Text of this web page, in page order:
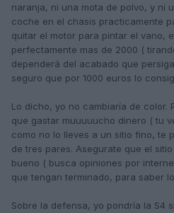
naranja, ni una mota de polvo, y ni
coche en el chasis practicamente
quitar el motor para pintar el vano,
perfectamente mas de 2000 (
dependerá del acabado que
seguro que por 1000 euros lo
Lo dicho, yo no cambiaría de color.
que gastar muuuuucho dinero ( tu
como no lo lleves a un sitio fino, te
de tres pares. Asegurate que el
bueno ( busca opiniones por
que tengan terminado, para saber
Sobre la defensa, yo pondría la S4